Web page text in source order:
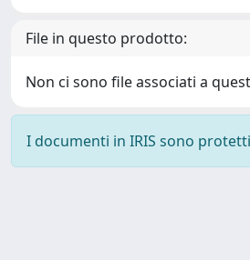
File in questo prodotto:
Non ci sono file associati a
I documenti in IRIS sono